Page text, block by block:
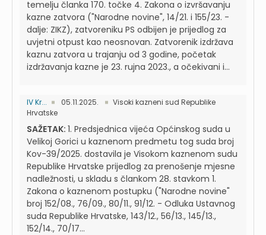
temelju članka 170. točke 4. Zakona o izvršavanju
kazne zatvora ("Narodne novine", 14/21. i 155/23. -
dalje: ZIKZ), zatvoreniku PS odbijen je prijedlog za
uvjetni otpust kao neosnovan. Zatvorenik izdržava
kaznu zatvora u trajanju od 3 godine, početak
izdržavanja kazne je 23. rujna 2023., a očekivani i...
IV Kr... 05.11.2025.
Visoki kazneni sud Republike
Hrvatske
SAŽETAK: 1. Predsjednica vijeća Općinskog suda u
Velikoj Gorici u kaznenom predmetu tog suda broj
Kov-39/2025. dostavila je Visokom kaznenom sudu
Republike Hrvatske prijedlog za prenošenje mjesne
nadležnosti, u skladu s člankom 28. stavkom 1.
Zakona o kaznenom postupku ("Narodne novine"
broj 152/08., 76/09., 80/11., 91/12. - Odluka Ustavnog
suda Republike Hrvatske, 143/12., 56/13., 145/13.,
152/14., 70/17...